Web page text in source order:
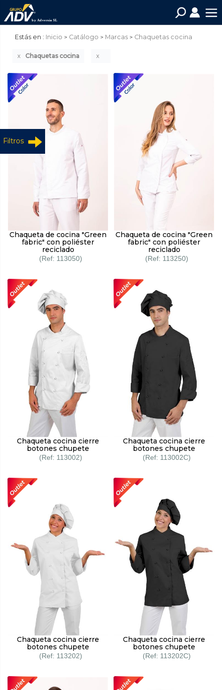
Estás en : Inicio Catálogo Marcas Chaquetas cocina
Filtros
Chaquetas cocina
Chaqueta de cocina "Green
fabric" con poliéster
reciclado
113050
Chaqueta de cocina "Green
fabric" con poliéster
reciclado
113250
Chaqueta cocina cierre
botones chupete
113002
Chaqueta cocina cierre
botones chupete
113002C
Chaqueta cocina cierre
botones chupete
113202
Chaqueta cocina cierre
botones chupete
113202C